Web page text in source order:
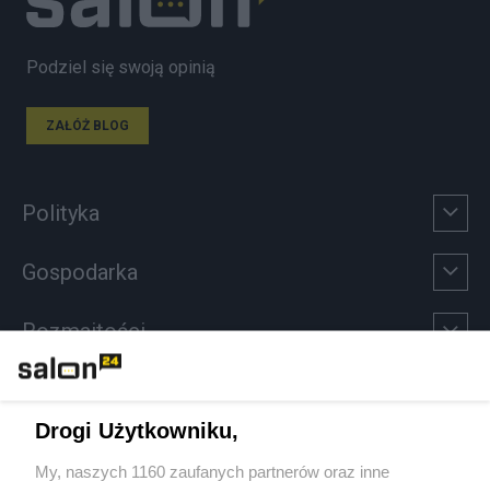
Podziel się swoją opinią
ZAŁÓŻ BLOG
Polityka
Gospodarka
Rozmaitości
Sport
Drogi Użytkowniku,
My, naszych 1160 zaufanych partnerów oraz inne